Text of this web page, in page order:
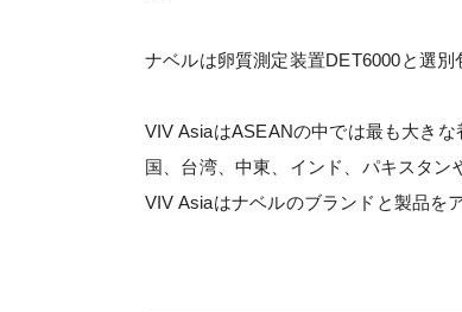
ナベルは卵質測定装置DET6000と選
VIV AsiaはASEANの中では最も大き
国、台湾、中東、インド、パキスタン
VIV Asiaはナベルのブランドと製品を